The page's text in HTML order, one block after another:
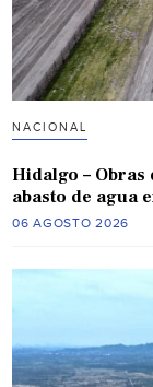
NACIONAL
Hidalgo –
abasto de agua
06 AGOSTO 2026